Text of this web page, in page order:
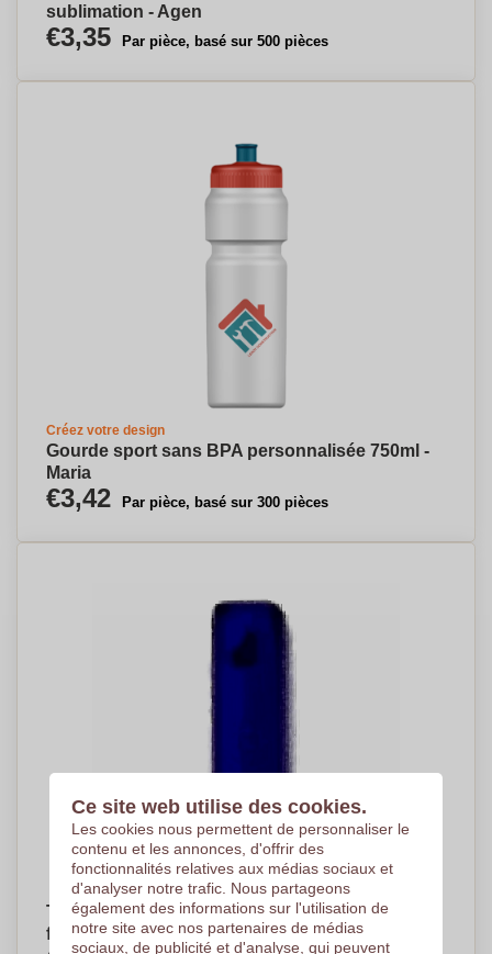
sublimation - Agen
€3,35 Par pièce, basé sur 500 pièces
Créez votre design
Gourde sport sans BPA personnalisée 750ml -
Maria
€3,42 Par pièce, basé sur 300 pièces
Thermos personnalisé en inox avec ouverture
facile 330ml - Bagnolet
Ce site web utilise des cookies.
Les cookies nous permettent de personnaliser le
contenu et les annonces, d'offrir des
fonctionnalités relatives aux médias sociaux et
d'analyser notre trafic. Nous partageons
également des informations sur l'utilisation de
notre site avec nos partenaires de médias
sociaux, de publicité et d'analyse, qui peuvent